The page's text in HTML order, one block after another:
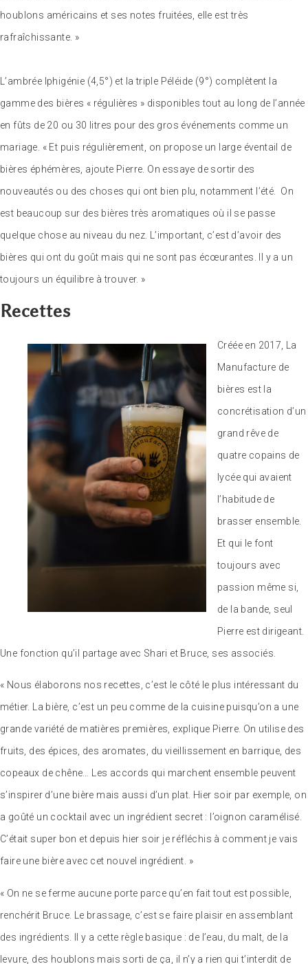
houblons américains et ses notes fruitées, elle est très
rafraîchissante. »
L’ambrée Iphigénie (4,5°) et la triple Péléide (9°) complètent la
gamme des bières « régulières » disponibles tout au long de l’année
en fûts de 20 ou 30 litres pour des gros événements comme un
mariage. « Et puis régulièrement, on propose un large éventail de
bières éphémères, ajoute Pierre. On essaye de sortir des
nouveautés ou des choses qui ont bien plu, notamment l’été. On
est beaucoup sur des bières très aromatiques où il se passe
quelque chose au niveau du nez. L’important, c’est d’avoir des
bières qui ont du goût mais qui ne sont pas écœurantes. Il y a un
toujours un équilibre à trouver. »
Recettes
Créée en 2017, La
Manufacture de
bières est la
concrétisation d’un
grand rêve de
quatre copains de
lycée qui avaient
l’habitude de
brasser ensemble.
Et qui le font
toujours avec
passion même si,
de la bande, seul
Pierre est dirigeant.
Une fonction qu’il partage avec Shari et Bruce, ses associés.
« Nous élaborons nos recettes, c’est le côté le plus intéressant du
métier. La bière, c’est un peu comme de la cuisine puisqu’on a une
grande variété de matières premières, explique Pierre. On utilise des
fruits, des épices, des aromates, du vieillissement en barrique, des
copeaux de chêne… Les accords qui marchent ensemble peuvent
s’inspirer d’une bière mais aussi d’un plat. Hier soir par exemple, on
a goûté un cocktail avec un ingrédient secret : l’oignon caramélisé.
C’était super bon et depuis hier soir je réfléchis à comment je vais
faire une bière avec cet nouvel ingrédient. »
« On ne se ferme aucune porte parce qu’en fait tout est possible,
renchérit Bruce. Le brassage, c’est se faire plaisir en assemblant
des ingrédients. Il y a cette règle basique : de l’eau, du malt, de la
levure, des houblons mais sorti de ça, il n’y a rien qui t’interdit de